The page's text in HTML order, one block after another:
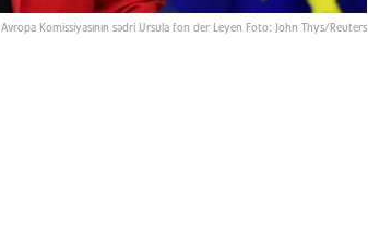
Avropa Komissiyasının sədri Ursula fon der Leyen Foto: John Thys/Reuters